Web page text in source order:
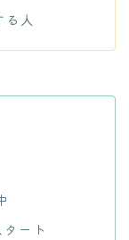
人
ート